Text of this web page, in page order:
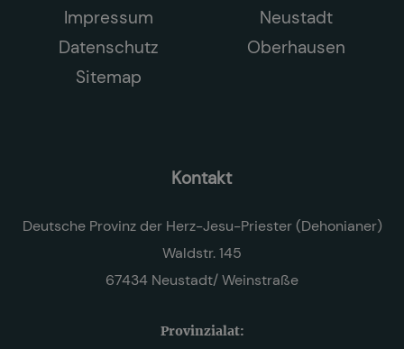
Impressum
Datenschutz
Sitemap
Neustadt
Oberhausen
Kontakt
Deutsche Provinz der Herz-Jesu-Priester (Dehonianer)
Waldstr. 145
67434 Neustadt/ Weinstraße
Provinzialat: